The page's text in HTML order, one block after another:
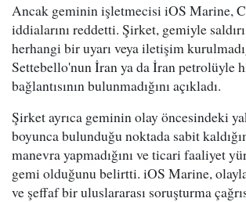
Ancak geminin işletmecisi iOS Marine,
iddialarını reddetti. Şirket, gemiyle
herhangi bir uyarı veya iletişim
Settebello'nun İran ya da İran petrolüyle
bağlantısının bulunmadığını açıkladı.
Şirket ayrıca geminin olay öncesindeki
boyunca bulunduğu noktada sabit
manevra yapmadığını ve ticari faaliyet
gemi olduğunu belirtti. iOS Marine,
ve şeffaf bir uluslararası soruşturma